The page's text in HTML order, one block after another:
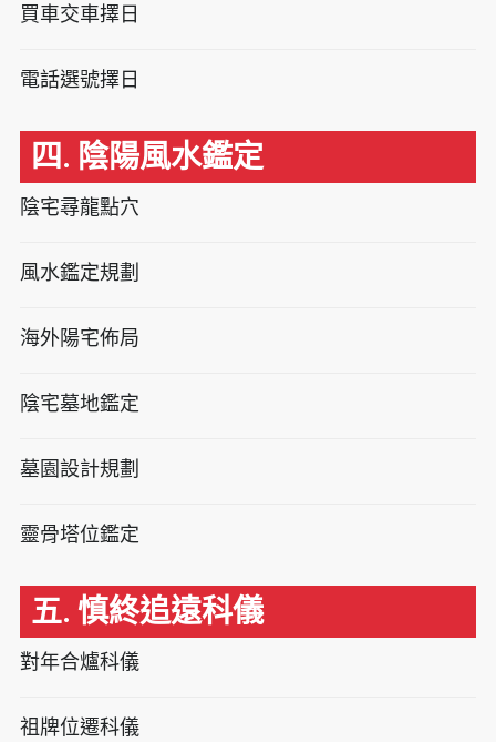
買車交車擇日
電話選號擇日
四. 陰陽風水鑑定
陰宅尋龍點穴
風水鑑定規劃
海外陽宅佈局
陰宅墓地鑑定
墓園設計規劃
靈骨塔位鑑定
五. 慎終追遠科儀
對年合爐科儀
祖牌位遷科儀